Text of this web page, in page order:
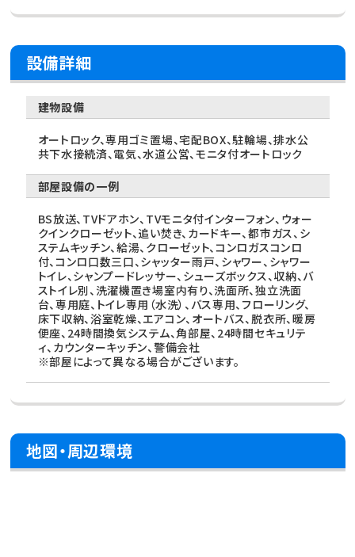
設備詳細
建物設備
オートロック、専用ゴミ置場、宅配BOX、駐輪場、排水公
共下水接続済、電気、水道公営、モニタ付オートロック
部屋設備の一例
BS放送、TVドアホン、TVモニタ付インターフォン、ウォー
クインクローゼット、追い焚き、カードキー、都市ガス、シ
ステムキッチン、給湯、クローゼット、コンロガスコンロ
付、コンロ口数三口、シャッター雨戸、シャワー、シャワー
トイレ、シャンプードレッサー、シューズボックス、収納、バ
ストイレ別、洗濯機置き場室内有り、洗面所、独立洗面
台、専用庭、トイレ専用（水洗）、バス専用、フローリング、
床下収納、浴室乾燥、エアコン、オートバス、脱衣所、暖房
便座、24時間換気システム、角部屋、24時間セキュリテ
ィ、カウンターキッチン、警備会社
※部屋によって異なる場合がございます。
地図・周辺環境